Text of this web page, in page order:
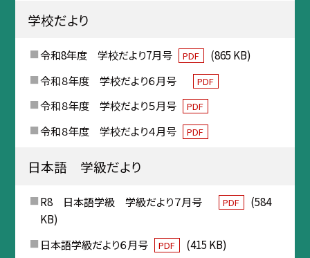
学校だより
令和8年度 学校だより7月号 PDF
(865 KB)
令和８年度 学校だより６月号
PDF
令和８年度 学校だより５月号 PDF
令和８年度 学校だより４月号 PDF
日本語 学級だより
R8 日本語学級 学級だより７月号 PDF
(584
KB)
日本語学級だより６月号
PDF
(415 KB)